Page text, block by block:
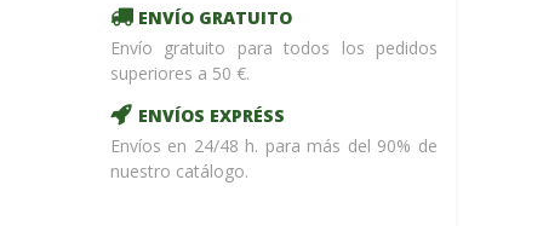
ENVÍO GRATUITO
Envío gratuito para todos los pedidos
superiores a 50 €.
ENVÍOS EXPRÉSS
Envíos en 24/48 h. para más del 90% de
nuestro catálogo.